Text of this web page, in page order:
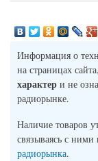
Информация о
на страницах
характер и не
радиорынке.
Наличие товаров
связываясь с
радиорынка.